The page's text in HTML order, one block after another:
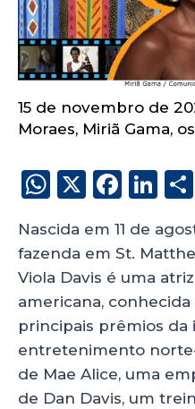
15 de novembro de
Moraes, Miriã Gama,
W
a
ts
A
p
p
X
F
c
e
b
o
o
k
Li
k
e
dI
n
Nascida em 11 de
fazenda em St.
Viola Davis é uma
americana,
principais prêmios da
entretenimento
de Mae Alice, uma
de Dan Davis, um